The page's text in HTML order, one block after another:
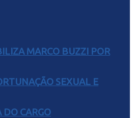
MARCO BUZZI POR
SEXUAL E
DO CARGO